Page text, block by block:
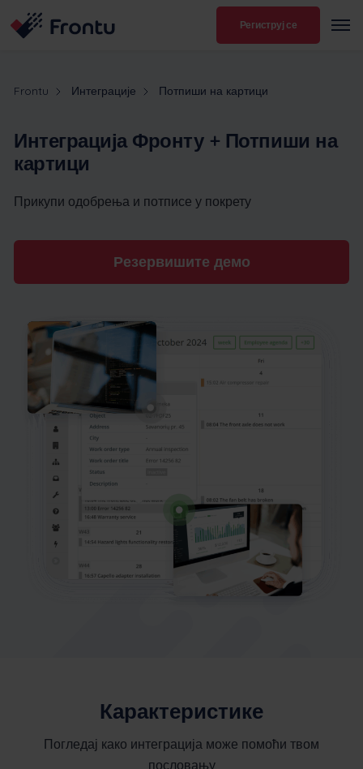
Региструј се
Frontu Интеграције Потпиши на картици
Интеграција Фронту + Потпиши на
картици
Прикупи одобрења и потписе у покрету
Резервишите демо
Карактеристике
Погледај како интеграција може помоћи твом
пословању